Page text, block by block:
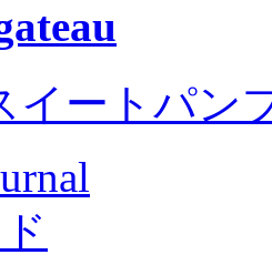
イートパン